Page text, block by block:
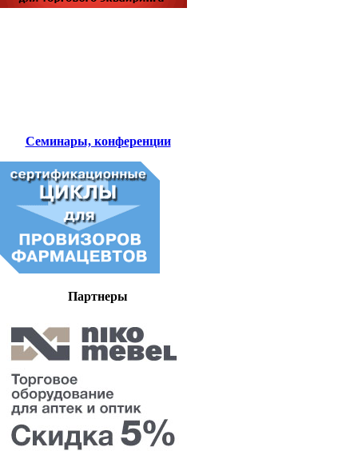
Семинары, конференции
Партнеры